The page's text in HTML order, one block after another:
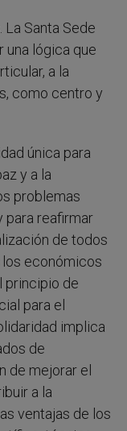
La Santa Sede
una lógica que
a la
como centro y
única para
y a la
problemas
para reafirmar
de todos
los económicos
principio de
para el
implica
de
de mejorar el
a la
ventajas de los